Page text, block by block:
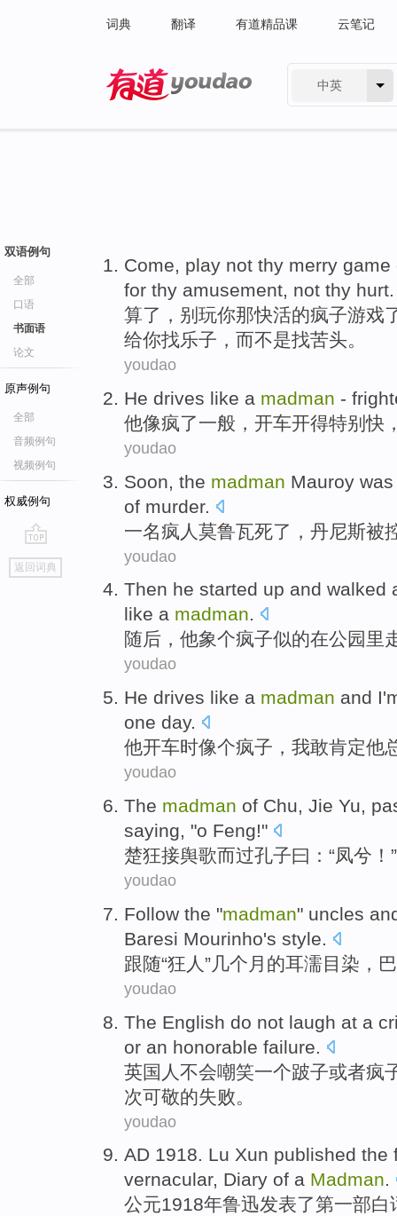
词典 翻译 有道精品课 云笔记
中英
双语例句
全部
口语
书面语
论文
原声例句
全部
音频例句
视频例句
权威例句
go
top
返回词典
Come, play not thy merry game
for thy amusement, not thy hurt.
算了 ，别 玩你那快活的疯子游戏
给你找乐子 ，而不是找苦头。
youdao
He drives like a madman -
他像疯了一般， 开车开得特别快
youdao
Soon , the madman Mauroy
of murder.
一名疯人莫鲁瓦死了， 丹尼斯被
youdao
Then he started up and walked
like a madman.
随后 ， 他象个疯子似的在公园 里
youdao
He drives like a madman and I
one day.
他开车时像个疯子 ， 我敢肯定他
youdao
The madman of Chu, Jie Yu,
saying, "o Feng!"
楚狂接舆歌而过孔子曰：“凤兮！”
youdao
Follow the "madman" uncles
Baresi Mourinho's style.
跟随“狂人 ”几个 月的耳濡目染，
youdao
The English do not laugh at a
or an honorable failure
英国 人 不会嘲笑一个跛子或者疯
次可敬的失败。
youdao
AD 1918. Lu Xun published the
vernacular, Diary of a Madman.
公元1918年鲁迅发表了第一部白